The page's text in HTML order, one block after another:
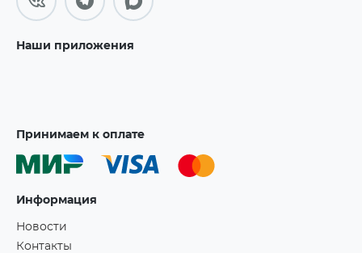
Наши приложения
Принимаем к оплате
Информация
Новости
Контакты